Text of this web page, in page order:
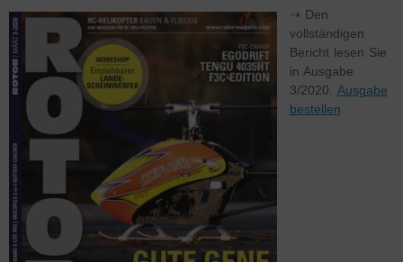
⇢ Den
vollständigen
Bericht lesen Sie
in Ausgabe
3/2020. Ausgabe
bestellen